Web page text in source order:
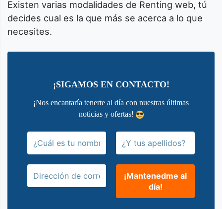
Existen varias modalidades de Renting web, tú
decides cual es la que más se acerca a lo que
necesites.
¡SIGAMOS EN CONTACTO!
¡Nos encantaría tenerte al día con nuestras últimas
noticias y ofertas!